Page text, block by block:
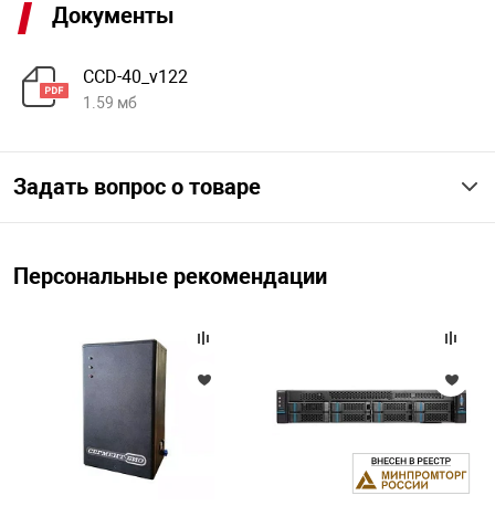
Документы
CCD-40_v122
1.59 мб
Задать вопрос о товаре
Персональные рекомендации